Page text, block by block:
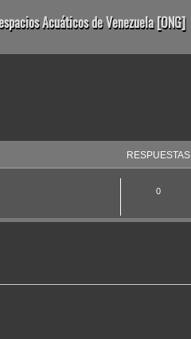
Acuáticos de Venezuela [ONG]
RESPUESTAS
0